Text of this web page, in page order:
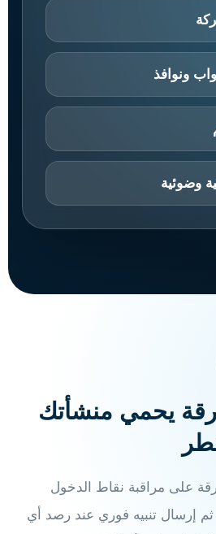
ونوافذ
وضوئية
يحمي منشأتك
على مراقبة نقاط الدخول
ثم إرسال تنبيه فوري عند رصد أي